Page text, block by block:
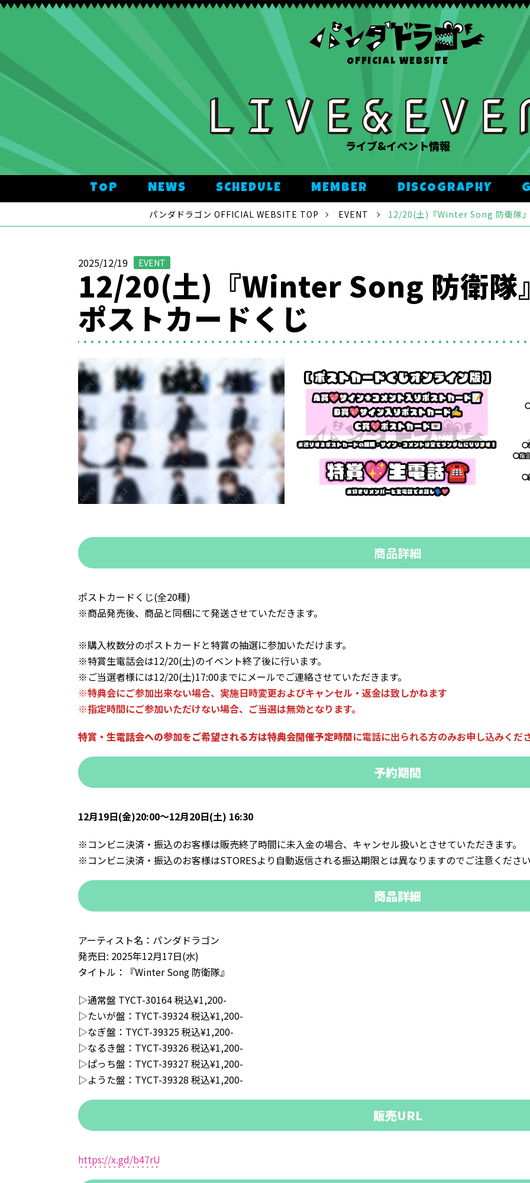
OFFICIAL WEBSITE
ライブ&イベント情報
TOP NEWS SCHEDULE MEMBER DISCOGRAPHY
パンダドラゴン OFFICIAL WEBSITE TOP EVENT 12/20(土)『Winter Song 防衛隊
2025/12/19 EVENT
12/20(土)『Winter Song 防衛隊
ポストカードくじ
商品詳細
ポストカードくじ(全20種)
※商品発売後、商品と同梱にて発送させていただきます。
※購入枚数分のポストカードと特賞の抽選に参加いただけます。
※特賞生電話会は12/20(土)のイベント終了後に行います。
※ご当選者様には12/20(土)17:00までにメールでご連絡させていただきます。
※特典会にご参加出来ない場合、実施日時変更およびキャンセル・返金は致しかねます
※指定時間にご参加いただけない場合、ご当選は無効となります。
特賞・生電話会への参加をご希望される方は特典会開催予定時間に電話に出られる方のみお申し込みくだ
予約期間
12月19日(金)20:00〜12月20日(土) 16:30
※コンビニ決済・振込のお客様は販売終了時間に未入金の場合、キャンセル扱いとさせていただきます。
※コンビニ決済・振込のお客様はSTORESより自動返信される振込期限とは異なりますのでご注意くださ
商品詳細
アーティスト名：パンダドラゴン
発売日: 2025年12月17日(水)
タイトル：『Winter Song 防衛隊』
▷通常盤 TYCT-30164 税込¥1,200-
▷たいが盤：TYCT-39324 税込¥1,200-
▷なぎ盤：TYCT-39325 税込¥1,200-
▷なるき盤：TYCT-39326 税込¥1,200-
▷ぱっち盤：TYCT-39327 税込¥1,200-
▷ようた盤：TYCT-39328 税込¥1,200-
販売URL
https://x.gd/b47rU